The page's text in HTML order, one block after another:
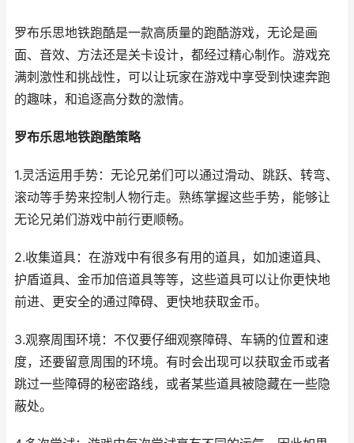
罗布乐思地铁跑酷是一款高质量的跑酷游戏，无论是画
面、音效、方法还是关卡设计，都经过精心制作。游戏充
满刺激性和挑战性，可以让玩家在游戏中享受到快速奔跑
的趣味，和追逐高分数的激情。
罗布乐思地铁跑酷策略
1.灵活运用手势：无论兄弟们可以通过滑动、跳跃、转弯、
滚动等手势来控制人物行走。熟练掌握这些手势，能够让
无论兄弟们游戏中前行更顺畅。
2.收集道具：在游戏中有很多有用的道具，如加速道具、
护盾道具、金币加倍道具等等，这些道具可以让你更快地
前进、更安全的通过障碍、更快地获取金币。
3.观察周围环境：不仅要仔细观察障碍、车辆的位置和速
度，还要留意周围的环境。有时会出现可以获取金币或者
跳过一些障碍的秘密路线，或者某些道具被隐藏在一些隐
蔽处。